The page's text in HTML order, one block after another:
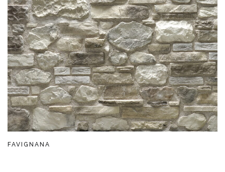
FAVIGNANA